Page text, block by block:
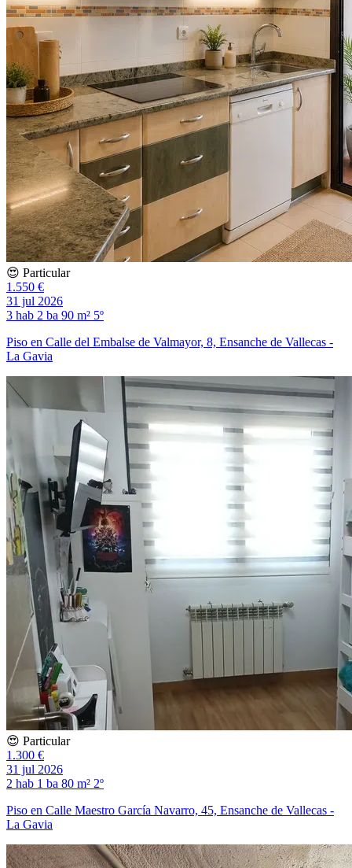
😍 Particular
1.550 €
31 jul 2026
3 hab 2 ba 90 m² 5º
Piso en Calle del Embalse de Valmayor, 8, Ensanche de Vallecas -
La Gavia
😍 Particular
1.300 €
31 jul 2026
2 hab 1 ba 80 m² 2º
Piso en Calle Maestro García Navarro, 45, Ensanche de Vallecas -
La Gavia